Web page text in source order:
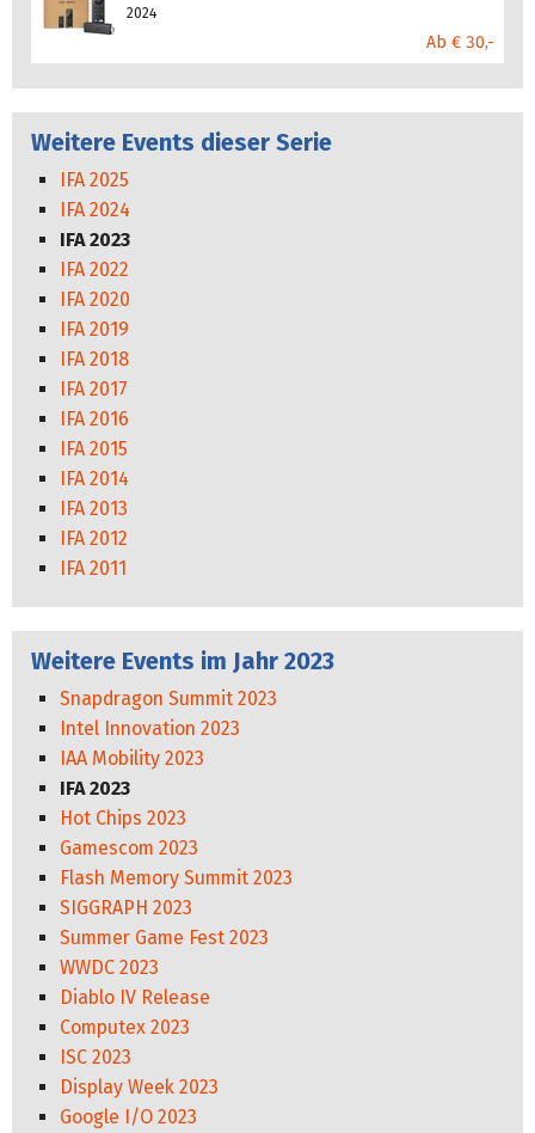
2024
Ab € 30,-
Weitere Events dieser Serie
IFA 2025
IFA 2024
IFA 2023
IFA 2022
IFA 2020
IFA 2019
IFA 2018
IFA 2017
IFA 2016
IFA 2015
IFA 2014
IFA 2013
IFA 2012
IFA 2011
Weitere Events im Jahr 2023
Snapdragon Summit 2023
Intel Innovation 2023
IAA Mobility 2023
IFA 2023
Hot Chips 2023
Gamescom 2023
Flash Memory Summit 2023
SIGGRAPH 2023
Summer Game Fest 2023
WWDC 2023
Diablo IV Release
Computex 2023
ISC 2023
Display Week 2023
Google I/O 2023